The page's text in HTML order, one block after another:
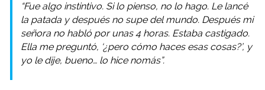
“Fue algo instintivo. Si lo pienso, no lo hago. Le lancé
la patada y después no supe del mundo. Después mi
señora no habló por unas 4 horas. Estaba castigado.
Ella me preguntó, ‘¿pero cómo haces esas cosas?’, y
yo le dije, bueno… lo hice nomás”.